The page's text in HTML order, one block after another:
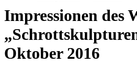
Impressionen des
Oktober 2016